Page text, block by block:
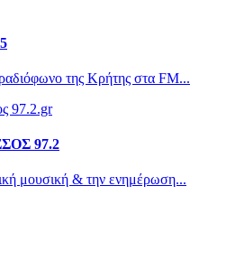
της Κρήτης στα FM...
97.2
μουσική & την ενημέρωση...